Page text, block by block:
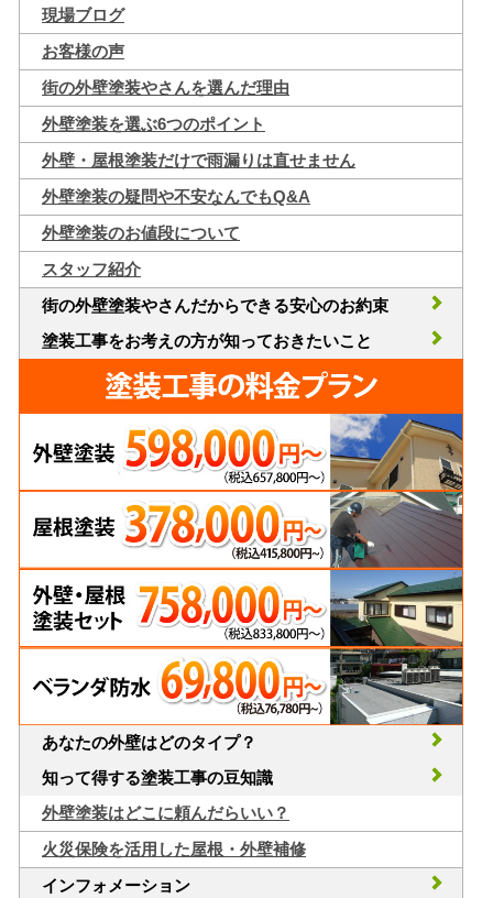
現場ブログ
お客様の声
街の外壁塗装やさんを選んだ理由
外壁塗装を選ぶ6つのポイント
外壁・屋根塗装だけで雨漏りは直せません
外壁塗装の疑問や不安なんでもQ&A
外壁塗装のお値段について
スタッフ紹介
街の外壁塗装やさんだからできる安心のお約束
塗装工事をお考えの方が知っておきたいこと
あなたの外壁はどのタイプ？
知って得する塗装工事の豆知識
外壁塗装はどこに頼んだらいい？
火災保険を活用した屋根・外壁補修
インフォメーション